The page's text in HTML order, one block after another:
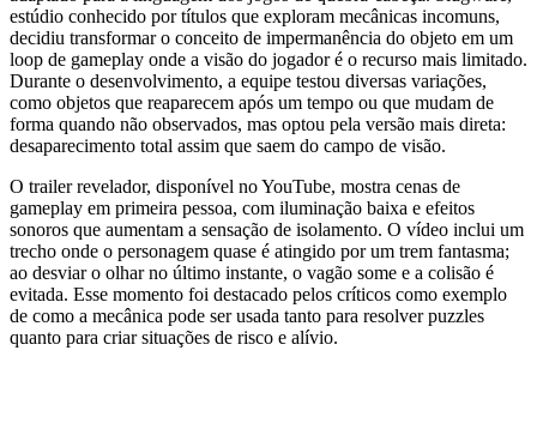
estúdio conhecido por títulos que exploram mecânicas incomuns,
decidiu transformar o conceito de impermanência do objeto em um
loop de gameplay onde a visão do jogador é o recurso mais limitado.
Durante o desenvolvimento, a equipe testou diversas variações,
como objetos que reaparecem após um tempo ou que mudam de
forma quando não observados, mas optou pela versão mais direta:
desaparecimento total assim que saem do campo de visão.
O trailer revelador, disponível no YouTube, mostra cenas de
gameplay em primeira pessoa, com iluminação baixa e efeitos
sonoros que aumentam a sensação de isolamento. O vídeo inclui um
trecho onde o personagem quase é atingido por um trem fantasma;
ao desviar o olhar no último instante, o vagão some e a colisão é
evitada. Esse momento foi destacado pelos críticos como exemplo
de como a mecânica pode ser usada tanto para resolver puzzles
quanto para criar situações de risco e alívio.